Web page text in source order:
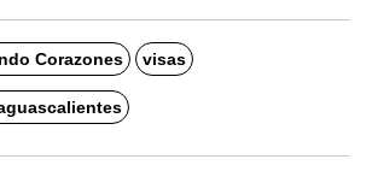
Corazones visas